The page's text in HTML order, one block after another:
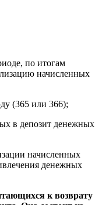
по итогам
начисленных
(365 или 366);
в депозит денежных
начисленных
денежных
к возврату